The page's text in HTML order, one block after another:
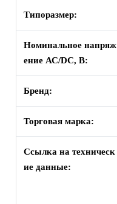
Типоразмер:
Номинальное напряж
ение АС/DC, В:
Бренд:
Торговая марка:
Ссылка на техническ
ие данные: